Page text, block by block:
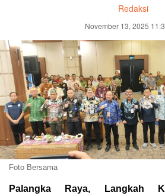
Redaksi
November 13, 2025
Foto Bersama
Palangka Raya, Langkah